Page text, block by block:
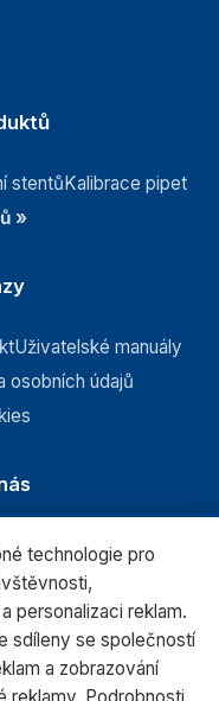
stentůKalibrace pipet
»
Uživatelské manuály
osobních údajů
technologie pro
personalizaci reklam.
sdíleny se společností
a zobrazování